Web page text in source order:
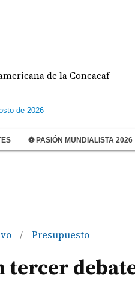
la Concacaf
de 2026
⚽ PASIÓN MUNDIALISTA 2026
/ Presupuesto
tercer